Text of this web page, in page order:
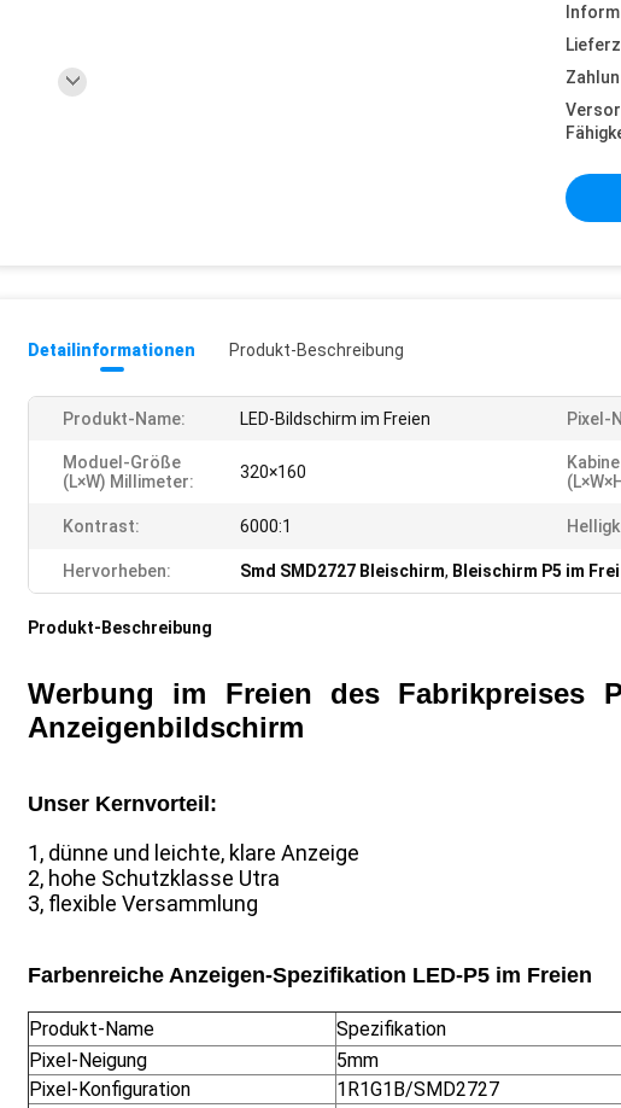
Detailinformationen Produkt-Beschreibung
Produkt-Name: LED-Bildschirm im Freien Pixel-
Moduel-Größe
(L×W) Millimeter:
320×160
Kontrast: 6000:1
Hervorheben: Smd SMD2727 Bleischirm, Bleischirm P5 im
Produkt-Beschreibung
Werbung im Freien des Fabrikpreises
Anzeigenbildschirm
Unser Kernvorteil:
1, dünne und leichte, klare Anzeige
2, hohe Schutzklasse Utra
3, flexible Versammlung
Farbenreiche Anzeigen-Spezifikation LED-P5 im Freien
Produkt-Name
Spezifikation
Pixel-Neigung
5mm
Pixel-Konfiguration
1R1G1B/SMD2727